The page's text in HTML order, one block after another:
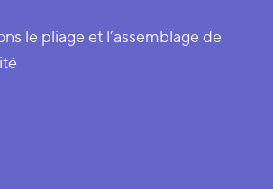
le pliage et l’assemblage de